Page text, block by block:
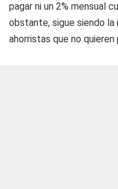
pagar ni un 2% mensual
obstante, sigue siendo la
ahorristas que no quieren